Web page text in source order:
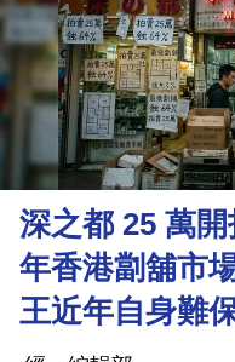
投
資
樓
市
理
財
商
業
深之都 25 萬
年香港劏舖市
王近年自身難